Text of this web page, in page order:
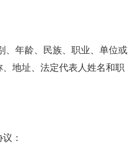
、年龄、民族、职业、单位或
地址、法定代表人姓名和职
：